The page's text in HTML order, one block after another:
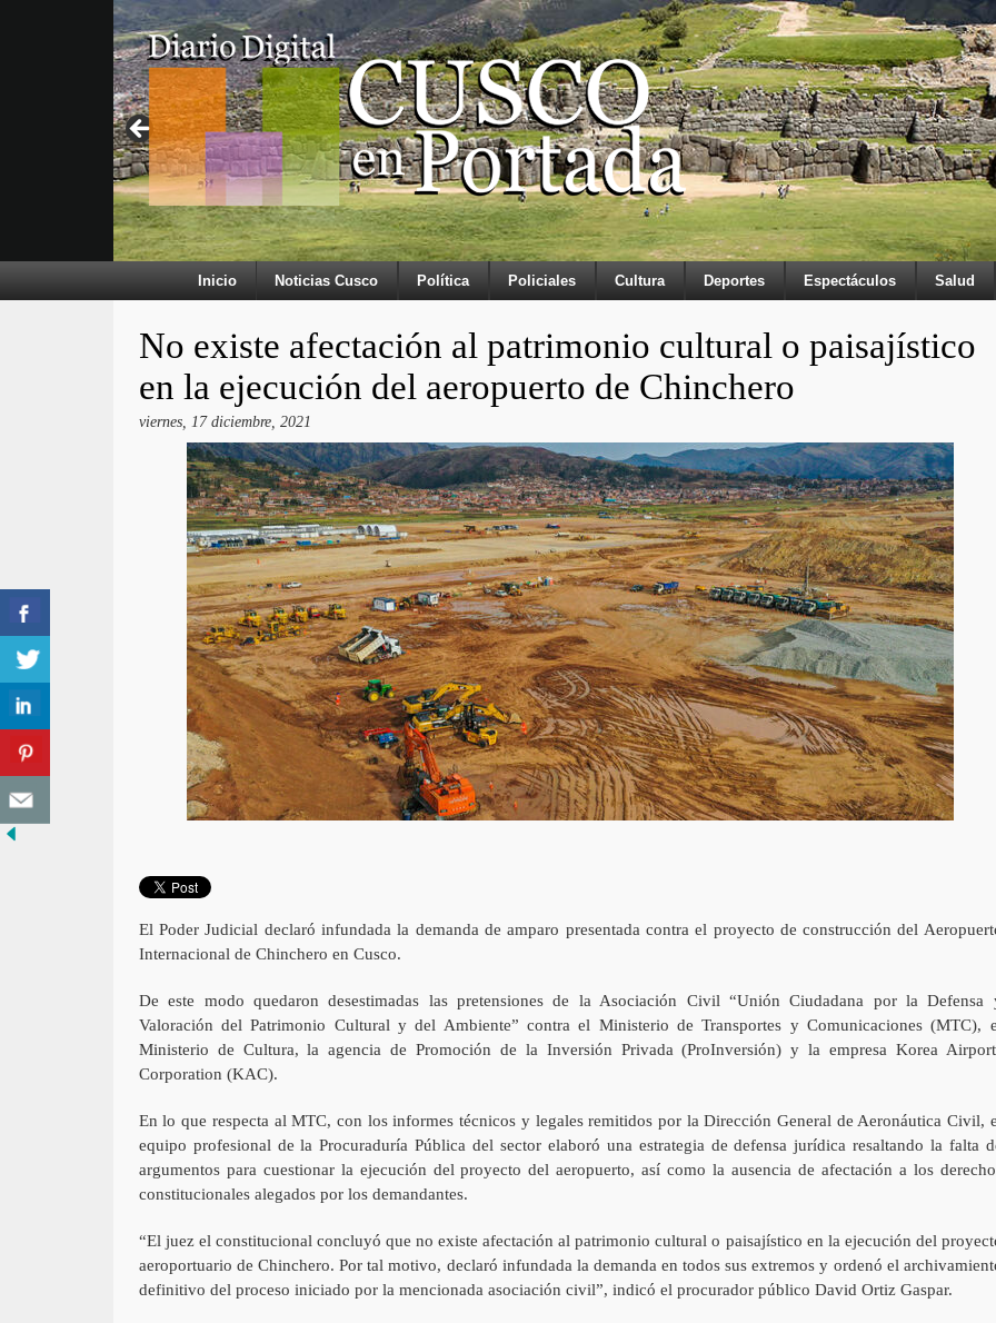
Inicio Noticias Cusco Política Policiales Cultura Deportes Espectáculos Salud
No existe afectación al patrimonio cultural o paisajístico
en la ejecución del aeropuerto de Chinchero
viernes, 17 diciembre, 2021
El Poder Judicial declaró infundada la demanda de amparo presentada contra el proyecto de construcción del
Internacional de Chinchero en Cusco.
De este modo quedaron desestimadas las pretensiones de la Asociación Civil “Unión Ciudadana por la Defensa
Valoración del Patrimonio Cultural y del Ambiente” contra el Ministerio de Transportes y Comunicaciones (MTC),
Ministerio de Cultura, la agencia de Promoción de la Inversión Privada (ProInversión) y la empresa Korea
Corporation (KAC).
En lo que respecta al MTC, con los informes técnicos y legales remitidos por la Dirección General de Aeronáutica Civil,
equipo profesional de la Procuraduría Pública del sector elaboró una estrategia de defensa jurídica resaltando la falta
argumentos para cuestionar la ejecución del proyecto del aeropuerto, así como la ausencia de afectación a los
constitucionales alegados por los demandantes.
“El juez el constitucional concluyó que no existe afectación al patrimonio cultural o paisajístico en la ejecución del
aeroportuario de Chinchero. Por tal motivo, declaró infundada la demanda en todos sus extremos y ordenó el
definitivo del proceso iniciado por la mencionada asociación civil”, indicó el procurador público David Ortiz Gaspar.